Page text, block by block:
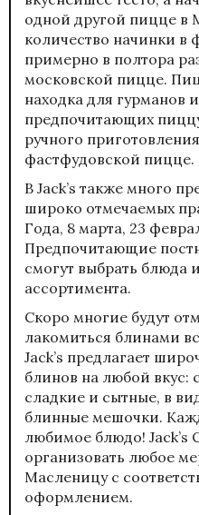
одной другой пицце в
количество начинки в
примерно в полтора
московской пицце.
находка для гурманов
предпочитающих
ручного
фастфудовской пицце.
В Jack’s также много
широко отмечаемых
Года, 8 марта, 23
Предпочитающие
смогут выбрать блюда
ассортимента.
Скоро многие будут
лакомиться блинами
Jack’s предлагает
блинов на любой вкус:
сладкие и сытные, в
блинные мешочки.
любимое блюдо! Jack’s
организовать любое
Масленицу с
оформлением.